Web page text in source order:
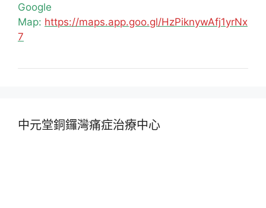
Google
Map: https://maps.app.goo.gl/HzPiknywAfj1yrNx
7
中元堂銅鑼灣痛症治療中心